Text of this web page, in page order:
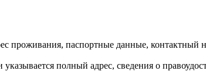
проживания, паспортные данные, контактный
полный адрес, сведения о